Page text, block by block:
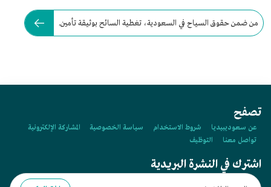
من ضمن حقوق السياح في السعودية، تغطية السائح بوثيقة تأمين.
تصفح
عن سعوديبيديا شروط الاستخدام سياسة الخصوصية
المشاركة الإلكترونية
تواصل معنا
التوظيف
اشترك في النشرة البريدية